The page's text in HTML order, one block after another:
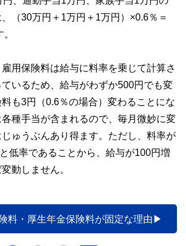
（30万円＋1万円＋1万円）×0.6％＝
用保険料は給与に料率を乗じて計算さ
いるため、給与がわずか500円でも変
も3円（0.6％の場合）変わることにな
種手当が含まれるので、毎月微妙に変
ゅうぶんあり得ます。ただし、料率が
低率であることから、給与が100円増
動しません。
料・厚生年金保険料が固定な理由